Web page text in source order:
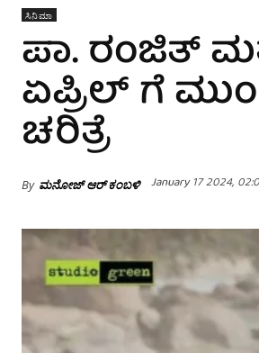
ಸಿನಿಮಾ
ಪಾ. ರಂಜಿತ್
ಏಪ್ರಿಲ್ ಗೆ
ಚರಿತ್ರೆ
By ಮನೋಜ್ ಆರ್ ಕಂಬಳಿ January 17 2024,